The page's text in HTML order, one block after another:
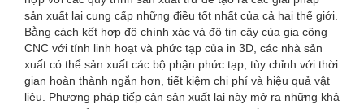
sản xuất lai cung cấp những điều tốt nhất của cả hai thế giới.
Bằng cách kết hợp độ chính xác và độ tin cậy của gia công
CNC với tính linh hoạt và phức tạp của in 3D, các nhà sản
xuất có thể sản xuất các bộ phận phức tạp, tùy chỉnh với thời
gian hoàn thành ngắn hơn, tiết kiệm chi phí và hiệu quả vật
liệu. Phương pháp tiếp cận sản xuất lai này mở ra những khả